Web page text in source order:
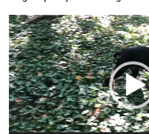
Videólejátszó